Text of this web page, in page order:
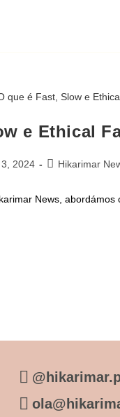
e Ethical
2024 Hikarimar
News,